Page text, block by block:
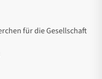
für die Gesellschaft